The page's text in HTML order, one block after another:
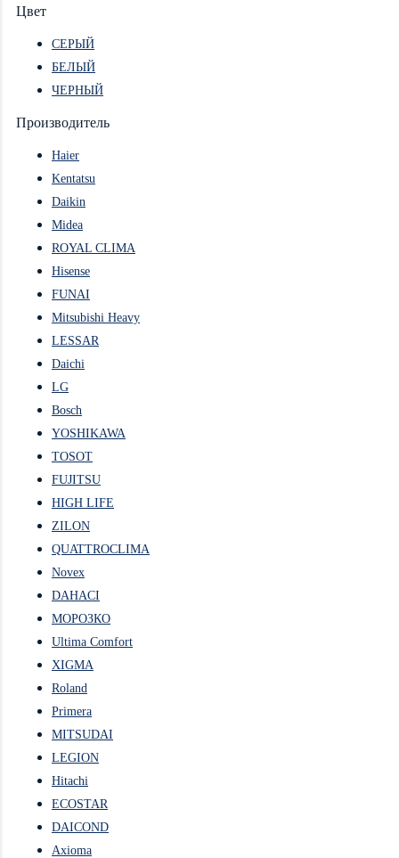
Цвет
СЕРЫЙ
БЕЛЫЙ
ЧЕРНЫЙ
Производитель
Haier
Kentatsu
Daikin
Midea
ROYAL CLIMA
Hisense
FUNAI
Mitsubishi Heavy
LESSAR
Daichi
LG
Bosch
YOSHIKAWA
TOSOT
FUJITSU
HIGH LIFE
ZILON
QUATTROCLIMA
Novex
DAHACI
МОРОЗКО
Ultima Comfort
XIGMA
Roland
Primera
MITSUDAI
LEGION
Hitachi
ECOSTAR
DAICOND
Axioma